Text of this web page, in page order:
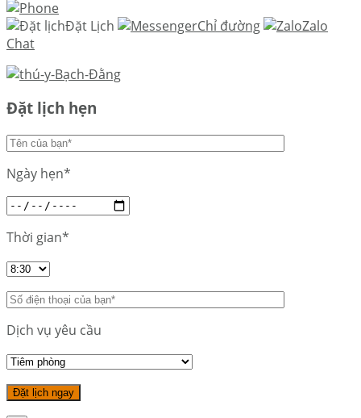
Đặt Lịch Chỉ đường
Zalo
Chat
Đặt lịch hẹn
Ngày hẹn*
Thời gian*
Dịch vụ yêu cầu